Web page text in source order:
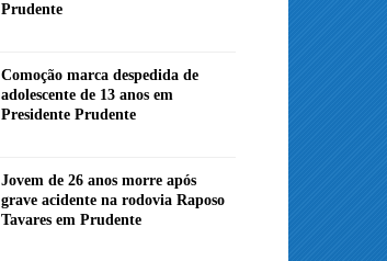
Prudente
Comoção marca despedida de
adolescente de 13 anos em
Presidente Prudente
Jovem de 26 anos morre após
grave acidente na rodovia Raposo
Tavares em Prudente